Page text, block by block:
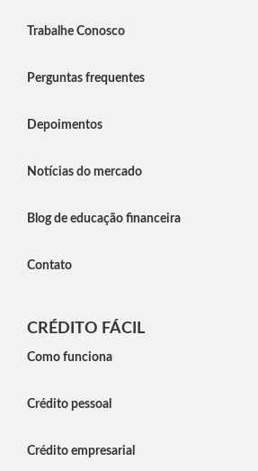
Trabalhe Conosco
Perguntas frequentes
Depoimentos
Notícias do mercado
Blog de educação financeira
Contato
CRÉDITO FÁCIL
Como funciona
Crédito pessoal
Crédito empresarial